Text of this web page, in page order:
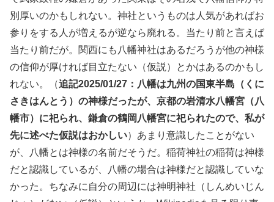
別厚いのかもしれない。神社というものは人気があればお
参りをする人が増えるが逆なら廃れる。当たり前と言えば
当たり前だが。関西にも八幡神社はあるだろうが他の神様
の信仰が厚ければ目立たない（仮説）とかはあるのかもし
れない。（追記2025/01/27：八幡は九州の国東半島（くに
さきはんとう）の神様だったが、京都の岩清水八幡宮（八
幡市）に祀られ、鎌倉の鶴岡八幡宮に祀られたので、私が
先に述べた仮説はおかしい）あまり意識したことがない
が、八幡とは神様の名前だそうだ。稲荷神社の稲荷は神様
だと認識しているが、八幡の場合は神様だと認識していな
かった。ちなみに自分の周辺には神明神社（しんめいじん